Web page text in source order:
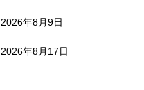
2026年8月9日
2026年8月17日